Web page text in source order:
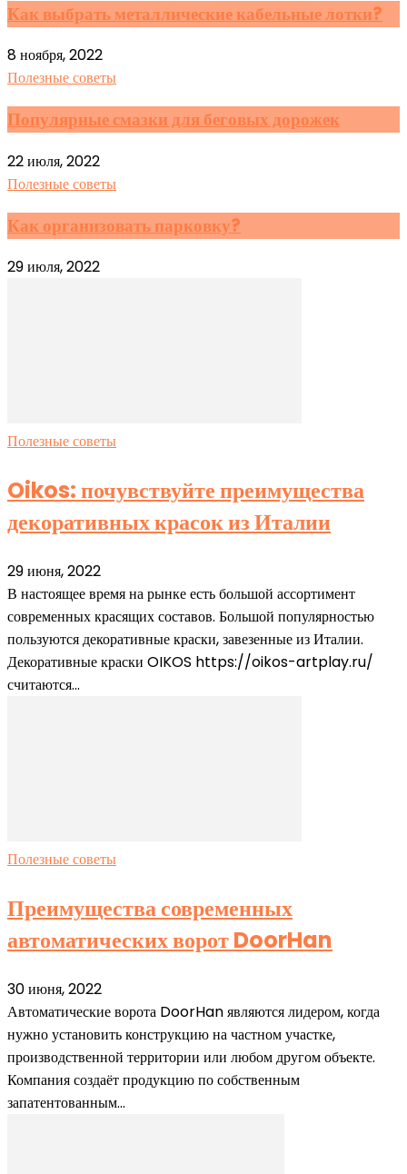
Как выбрать металлические кабельные лотки?
8 ноября, 2022
Полезные советы
Популярные смазки для беговых дорожек
22 июля, 2022
Полезные советы
Как организовать парковку?
29 июля, 2022
Полезные советы
Oikos: почувствуйте преимущества
декоративных красок из Италии
29 июня, 2022
В настоящее время на рынке есть большой ассортимент
современных красящих составов. Большой популярностью
пользуются декоративные краски, завезенные из Италии.
Декоративные краски OIKOS https://oikos-artplay.ru/
считаются...
Полезные советы
Преимущества современных
автоматических ворот DoorHan
30 июня, 2022
Автоматические ворота DoorHan являются лидером, когда
нужно установить конструкцию на частном участке,
производственной территории или любом другом объекте.
Компания создаёт продукцию по собственным
запатентованным...